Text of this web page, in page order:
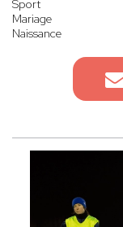
Sport
Mariage
Naissance